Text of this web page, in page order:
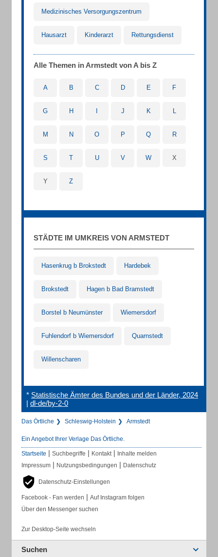
Medizinisches Versorgungszentrum
Hausarzt Kinderarzt Rettungsdienst
Alle Themen in Armstedt von A bis Z
A B C D E F
G H J K L
M N O P Q R
S T U V W X
Y Z
STÄDTE IM UMKREIS VON ARMSTEDT
Hasenkrug b Brokstedt Hardebek
Brokstedt Hagen b Bad Bramstedt
Borstel b Neumünster Wiemersdorf
Fuhlendorf b Wiemersdorf Quarnstedt
Willenscharen
* Statistische Ämter des Bundes und der Länder, 2024
| dl-de/by-2-0
Das Örtliche Schleswig-Holstein Armstedt
Ein Angebot Ihrer Verlage Das Örtliche.
Startseite | Suchbegriffe | Kontakt | Inhalte melden
Impressum | Nutzungsbedingungen | Datenschutz
Datenschutz-Einstellungen
Facebook - Fan werden | Auf Instagram folgen
Über den Messenger suchen
Zur Desktop-Seite wechseln
Suchen